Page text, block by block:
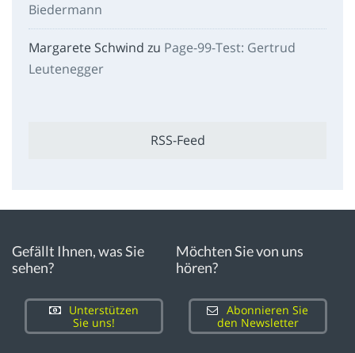
Biedermann
Margarete Schwind zu Page-99-Test: Gertrud
Leutenegger
RSS-Feed
Gefällt Ihnen, was Sie
sehen?
Unterstützen
Sie uns!
Möchten Sie von uns
hören?
Abonnieren Sie
den Newsletter